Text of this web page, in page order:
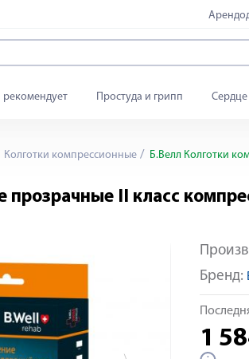
рекомендует Простуда и грипп Сердце
Колготки компрессионные Б.Велл Колготки
прозрачные II класс
Яндекс Сплит
Бренд:
1